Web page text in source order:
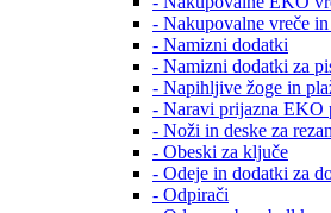
- Nakupovalne vreče
- Namizni dodatki
- Namizni dodatki za
- Napihljive žoge in
- Naravi prijazna EKO
- Noži in deske za
- Obeski za ključe
- Odeje in dodatki za
- Odpirači